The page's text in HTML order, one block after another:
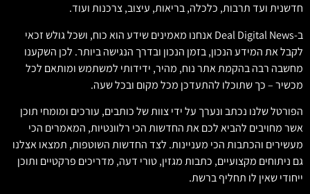
חדשנית ועד תרבות, כלכלה, בריאות, עיצוב, צרכנות ועוד.
ב-Deal Digital News אנחנו מאמינים שידע הוא כוח, ושכל גולש זכאי
לקבל את המידע הנכון, בזמן הנכון ובדרך הנגישה ביותר. לכן השקענו
מחשבה רבה בהקמת אתר נוח, מהיר, ידידותי למשתמש ומותאם לכל
מכשיר – כך שתוכלו להתעדכן מכל מקום ובכל שעה.
הפורטל שלנו נכתב ונערך על ידי צוות של כותבים, עורכים ומומחי תוכן
אשר מחויבים להביא לכם את החדשות הכי רלוונטיות, המאמרים הכי
מעשירים והכתבות הכי מעניינות. לצד החדשות השוטפות, תמצאו אצלנו
גם ניתוחים מקצועיים, כתבות מגזין, טורי דעה, מדריכים פרקטיים ותוכן
ייחודי שאין לו תחליף ברשת.